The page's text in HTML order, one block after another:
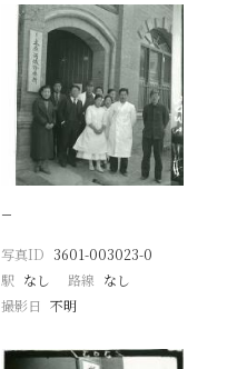
−
写真ID 3601-003023-0
駅 なし 路線 なし
撮影日 不明